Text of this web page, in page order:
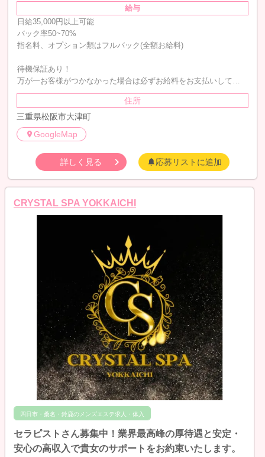
給与
日給35,000円以上可能
バック率50~70%
指名料、オプション類はフルバック(全額お給料)
待機保証あり！
万が一お客様がつかなかった場合は必ずお給料をお支払いして…
住所
三重県松阪市大津町
GoogleMap
詳しく見る 応募リストに追加
CRYSTAL SPA YOKKAICHI
四日市・桑名・鈴鹿のメンズエステ求人・体入
セラピストさん募集中！業界最高峰の厚待遇と安定・
安心の高収入で貴女のサポートをお約束いたします。